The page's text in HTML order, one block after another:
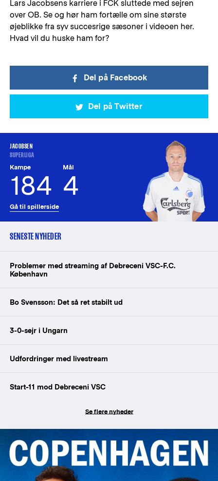
Lars Jacobsens karriere i FCK sluttede med sejren
over OB. Se og hør ham fortælle om sine største
øjeblikke fra syv succesrige sæsoner i videoen her.
Hvad vil du huske ham for?
Del på Facebook
Del på Twitter
JACOBSEN
SUPERLIGA
Kampe
184
Mål
4
Gå til spillerside
SENESTE NYHEDER
Problemer med streaming af Debreceni VSC-F.C.
København
Bo Svensson: Det så ret stabilt ud
3-0-sejr i Ungarn
Udfordringer med livestream
Start-11 mod Debreceni VSC
Se flere nyheder